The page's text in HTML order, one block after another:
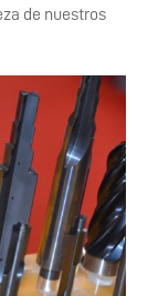
de nuestros